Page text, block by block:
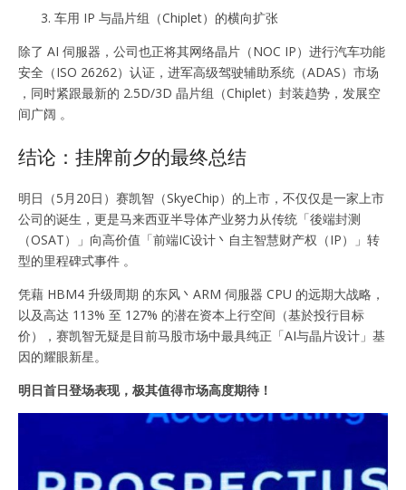
车用 IP 与晶片组（Chiplet）的横向扩张
除了 AI 伺服器，公司也正将其网络晶片（NOC IP）进行汽车功能
安全（ISO 26262）认证，进军高级驾驶辅助系统（ADAS）市场
，同时紧跟最新的 2.5D/3D 晶片组（Chiplet）封装趋势，发展空
间广阔 。
结论：挂牌前夕的最终总结
明日（5月20日）赛凯智（SkyeChip）的上市，不仅仅是一家上市
公司的诞生，更是马来西亚半导体产业努力从传统「後端封测
（OSAT）」向高价值「前端IC设计丶自主智慧财产权（IP）」转
型的里程碑式事件 。
凭藉 HBM4 升级周期 的东风丶ARM 伺服器 CPU 的远期大战略，
以及高达 113% 至 127% 的潜在资本上行空间（基於投行目标
价），赛凯智无疑是目前马股市场中最具纯正「AI与晶片设计」基
因的耀眼新星。
明日首日登场表现，极其值得市场高度期待！